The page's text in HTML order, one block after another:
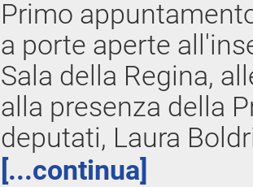
Primo
a porte aperte
Sala della Regina,
alla presenza della
deputati, Laura
[...continua]